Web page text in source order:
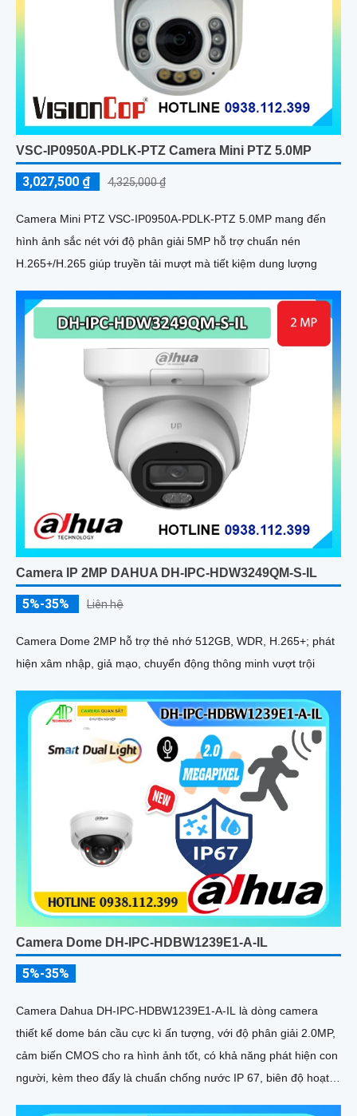
VSC-IP0950A-PDLK-PTZ Camera Mini PTZ 5.0MP
3,027,500 ₫ 4,325,000 ₫
Camera Mini PTZ VSC-IP0950A-PDLK-PTZ 5.0MP mang đến
hình ảnh sắc nét với độ phân giải 5MP hỗ trợ chuẩn nén
H.265+/H.265 giúp truyền tải mượt mà tiết kiệm dung lượng
Camera IP 2MP DAHUA DH-IPC-HDW3249QM-S-IL
5%-35% Liên hệ
Camera Dome 2MP hỗ trợ thẻ nhớ 512GB, WDR, H.265+; phát
hiện xâm nhập, giả mạo, chuyển động thông minh vượt trội
Camera Dome DH-IPC-HDBW1239E1-A-IL
5%-35%
Camera Dahua DH-IPC-HDBW1239E1-A-IL là dòng camera
thiết kế dome bán cầu cực kì ấn tượng, với độ phân giải 2.0MP,
cảm biến CMOS cho ra hình ảnh tốt, có khả năng phát hiện con
người, kèm theo đấy là chuẩn chống nước IP 67, biên độ hoạt